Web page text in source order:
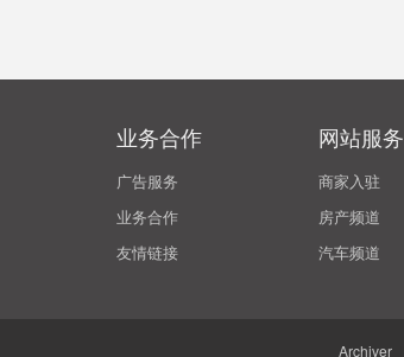
业务合作
广告服务
业务合作
友情链接
网站服务
商家入驻
房产频道
汽车频道
Archiver